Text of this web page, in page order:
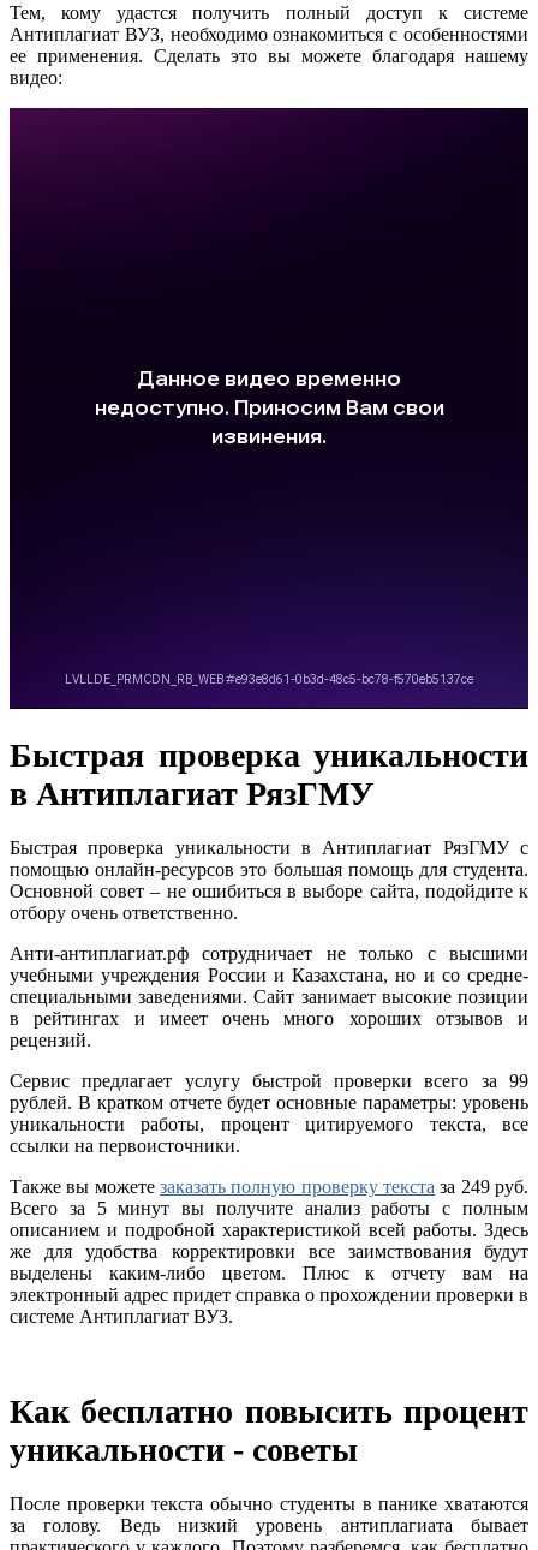
Тем, кому удастся получить полный доступ к системе
Антиплагиат ВУЗ, необходимо ознакомиться с особенностями
ее применения. Сделать это вы можете благодаря нашему
видео:
Быстрая проверка уникальности
в Антиплагиат РязГМУ
Быстрая проверка уникальности в Антиплагиат РязГМУ с
помощью онлайн-ресурсов это большая помощь для студента.
Основной совет – не ошибиться в выборе сайта, подойдите к
отбору очень ответственно.
Анти-антиплагиат.рф сотрудничает не только с высшими
учебными учреждения России и Казахстана, но и со средне-
специальными заведениями. Сайт занимает высокие позиции
в рейтингах и имеет очень много хороших отзывов и
рецензий.
Сервис предлагает услугу быстрой проверки всего за 99
рублей. В кратком отчете будет основные параметры: уровень
уникальности работы, процент цитируемого текста, все
ссылки на первоисточники.
Также вы можете заказать полную проверку текста за 249 руб.
Всего за 5 минут вы получите анализ работы с полным
описанием и подробной характеристикой всей работы. Здесь
же для удобства корректировки все заимствования будут
выделены каким-либо цветом. Плюс к отчету вам на
электронный адрес придет справка о прохождении проверки в
системе Антиплагиат ВУЗ.
Как бесплатно повысить процент
уникальности - советы
После проверки текста обычно студенты в панике хватаются
за голову. Ведь низкий уровень антиплагиата бывает